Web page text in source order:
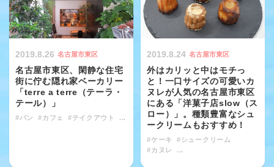
2019.8.26 名古屋市東区
名古屋市東区、閑静な住宅
街に佇む隠れ家ベーカリー
「terre a terre（テーラ・
テール）」
#パン #カフェ #テイクアウト ...
2019.8.24 名古屋市東区
外はカリッと中はモチっ
と！一口サイズの可愛いカ
ヌレが人気の名古屋市東区
にある「洋菓子店slow（ス
ロー）」。種類豊富なシュ
ークリームもおすすめ！
#ケーキ
#シュークリーム
#カヌレ
...